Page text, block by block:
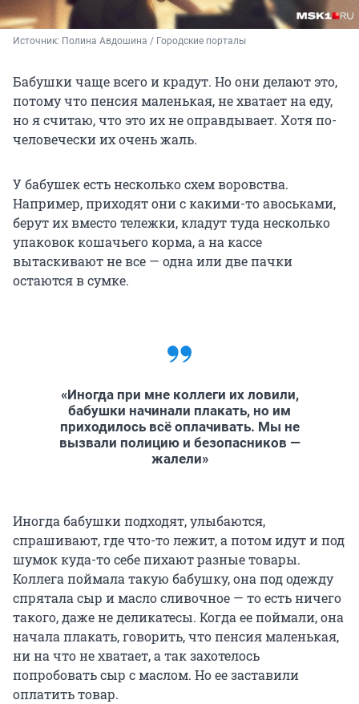
Источник: Полина Авдошина / Городские порталы
Бабушки чаще всего и крадут. Но они делают это,
потому что пенсия маленькая, не хватает на еду,
но я считаю, что это их не оправдывает. Хотя по-
человечески их очень жаль.
У бабушек есть несколько схем воровства.
Например, приходят они с какими-то авоськами,
берут их вместо тележки, кладут туда несколько
упаковок кошачьего корма, а на кассе
вытаскивают не все — одна или две пачки
остаются в сумке.
«Иногда при мне коллеги их ловили,
бабушки начинали плакать, но им
приходилось всё оплачивать. Мы не
вызвали полицию и безопасников —
жалели»
Иногда бабушки подходят, улыбаются,
спрашивают, где что-то лежит, а потом идут и под
шумок куда-то себе пихают разные товары.
Коллега поймала такую бабушку, она под одежду
спрятала сыр и масло сливочное — то есть ничего
такого, даже не деликатесы. Когда ее поймали, она
начала плакать, говорить, что пенсия маленькая,
ни на что не хватает, а так захотелось
попробовать сыр с маслом. Но ее заставили
оплатить товар.